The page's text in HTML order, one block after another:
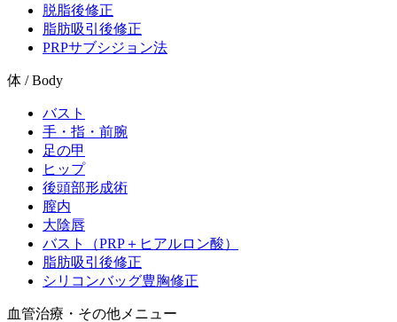
脱脂後修正
脂肪吸引後修正
PRPサブシジョン法
体 / Body
バスト
手・指・前腕
足の甲
ヒップ
後頭部形成術
膣内
大陰唇
バスト（PRP＋ヒアルロン酸）
脂肪吸引後修正
シリコンバッグ豊胸修正
血管治療・その他メニュー